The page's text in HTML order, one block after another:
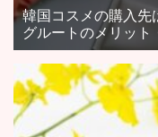
韓国コスメの購入先
グルートのメリット